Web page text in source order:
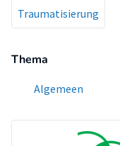
Traumatisierung
Thema
Algemeen